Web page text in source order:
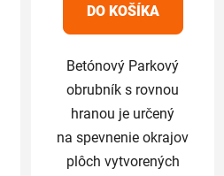
DO KOŠÍKA
Betónový Parkový
obrubník s rovnou
hranou je určený
na spevnenie okrajov
plôch vytvorených